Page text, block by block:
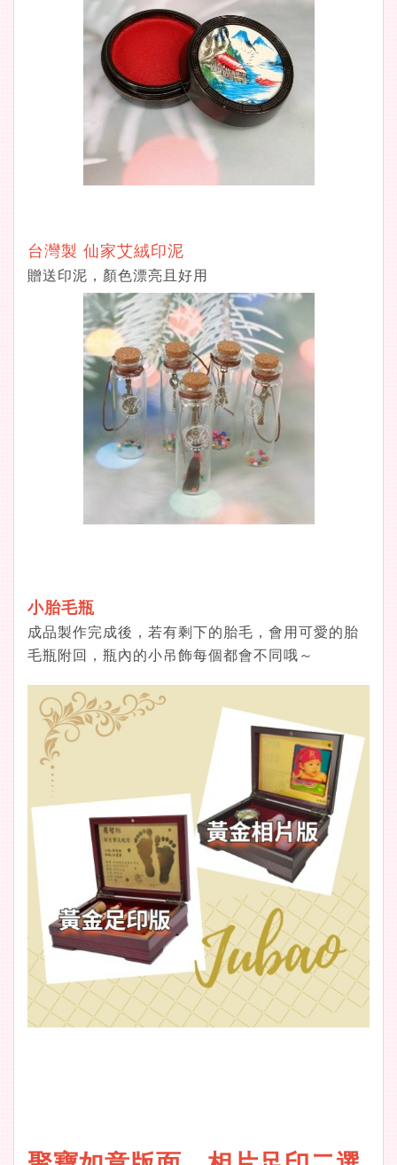
台灣製 仙家艾絨印泥
贈送印泥，顏色漂亮且好用
小胎毛瓶
成品製作完成後，若有剩下的胎毛，會用可愛的胎
毛瓶附回，瓶內的小吊飾每個都會不同哦～